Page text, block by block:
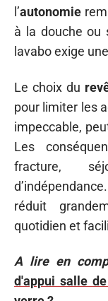
l’autonomie
à la douche ou
lavabo exige
Le choix du
pour limiter les
impeccable,
Les
fracture,
réduit
quotidien et
A lire en
d'appui salle